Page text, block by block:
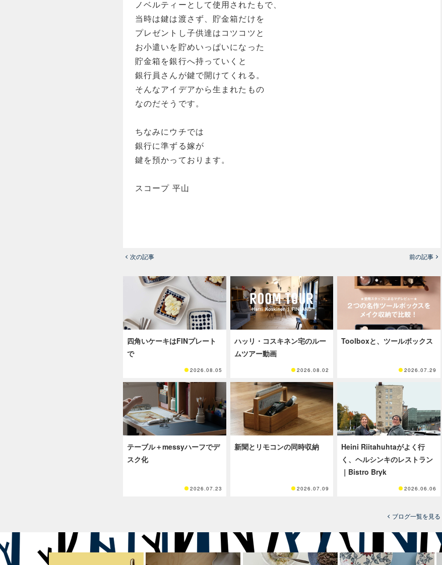
ノベルティーとして使用されたもで、
当時は鍵は渡さず、貯金箱だけを
プレゼントし子供達はコツコツと
お小遣いを貯めいっぱいになった
貯金箱を銀行へ持っていくと
銀行員さんが鍵で開けてくれる。
そんなアイデアから生まれたもの
なのだそうです。
ちなみにウチでは
銀行に準ずる嫁が
鍵を預かっております。
スコープ 平山
次の記事 前の記事
四角いケーキはFINプレート
で
2026.08.05
ハッリ・コスキネン宅のルー
ムツアー動画
2026.08.02
Toolboxと、ツールボックス
2026.07.29
テーブル＋messyハーフでデ
スク化
2026.07.23
新聞とリモコンの同時収納
2026.07.09
Heini Riitahuhtaがよく行
く、ヘルシンキのレストラン
｜Bistro Bryk
2026.06.06
ブログ一覧を見る